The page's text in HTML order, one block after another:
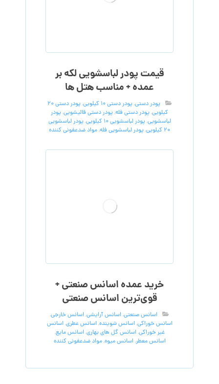
قیمت پودر لباسشویی لکه بر
عمده + مناسب هتل ها
پودر دستی, پودر دستی 10 کیلویی ,
پودر دستی 20
کیلویی, پودر دستی فله, پودر دستی قالیشویی, پودر
لباسشویی, پودر لباسشویی 10 کیلویی , پودر لباسشویی
20 کیلویی
, پودر لباسشویی فله,مواد ضدعفونی کننده
خرید عمده اسانس صنعتی +
قوی‌ترین اسانس‌ صنعتی
اسانس صنعتی,اسانس آرایشی,اسانس خارجی,
اسانس خوراکی,اسانس شوینده,اسانس عطری,اسانس
غیر خوراکی,اسانس گل های بهاری,اسانس مایع,
اسانس معطر,اسانس میوه,مواد ضدعفونی کننده